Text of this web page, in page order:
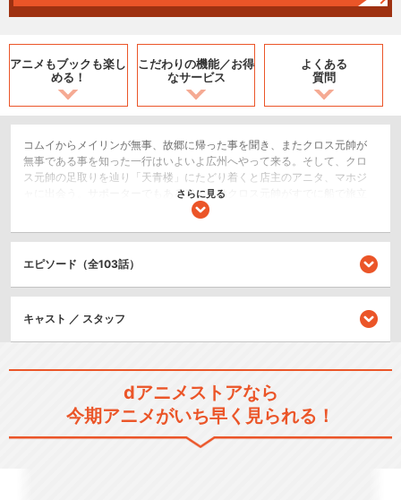
アニメもブックも楽し
める！
こだわりの機能／お得
なサービス
よくある
質問
コムイからメイリンが無事、故郷に帰った事を聞き、またクロス元帥が
無事である事を知った一行はいよいよ広州へやって来る。そして、クロ
ス元帥の足取りを辿り「天青楼」にたどり着くと店主のアニタ、マホジ
ャに出会う。サポーターでもあるアニタはクロス元帥がすでに船で旅立
ち、敵に撃沈されたと告げる。しかし「僕の師匠は、そんな事では沈み
いに東へ向かう準備を始める。
SF/ファンタジー
アクション/バトル
さらに見る
エピソード（全103話）
キャスト ／ スタッフ
dアニメストアなら
今期アニメがいち早く見られる！